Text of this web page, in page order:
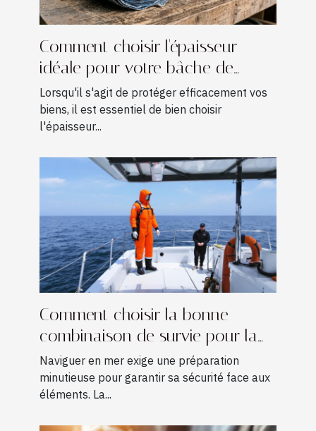
Comment choisir l'épaisseur
idéale pour votre bâche de
protection ?
Lorsqu'il s'agit de protéger efficacement vos
biens, il est essentiel de bien choisir
l'épaisseur...
Comment choisir la bonne
combinaison de survie pour la
navigation ?
Naviguer en mer exige une préparation
minutieuse pour garantir sa sécurité face aux
éléments. La...